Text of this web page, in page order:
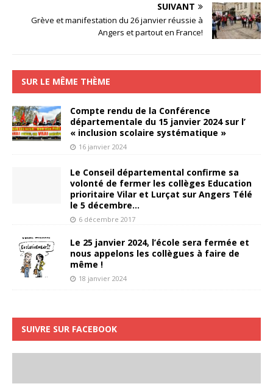
SUIVANT
Grève et manifestation du 26 janvier réussie à
Angers et partout en France!
SUR LE MÊME THÈME
Compte rendu de la Conférence
départementale du 15 janvier 2024 sur l’
« inclusion scolaire systématique »
16 janvier 2024
Le Conseil départemental confirme sa
volonté de fermer les collèges Education
prioritaire Vilar et Lurçat sur Angers Télé
le 5 décembre…
6 décembre 2017
Le 25 janvier 2024, l’école sera fermée et
nous appelons les collègues à faire de
même !
18 janvier 2024
SUIVRE SUR FACEBOOK